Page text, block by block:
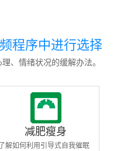
程序中进行选择
、情绪状况的缓解办法。
减肥瘦身
解如何利用引导式自我催眠